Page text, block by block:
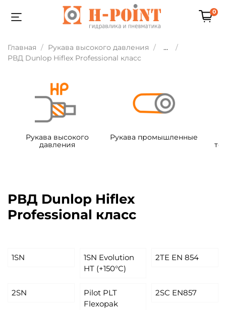
0
Главная Рукава высокого давления
...
РВД Dunlop Hiflex Professional класс
Рукава высокого
давления
Рукава промышленные
РВД Dunlop Hiflex
Professional класс
1SN
1SN Evolution
HT (+150°C)
2TE EN 854
2SN
Pilot PLT
Flexopak
2SC EN857